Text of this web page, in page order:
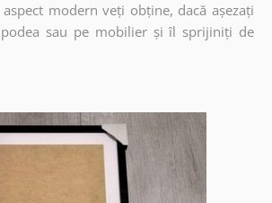
modern veți obține, dacă așezați
sau pe mobilier și îl sprijiniți de